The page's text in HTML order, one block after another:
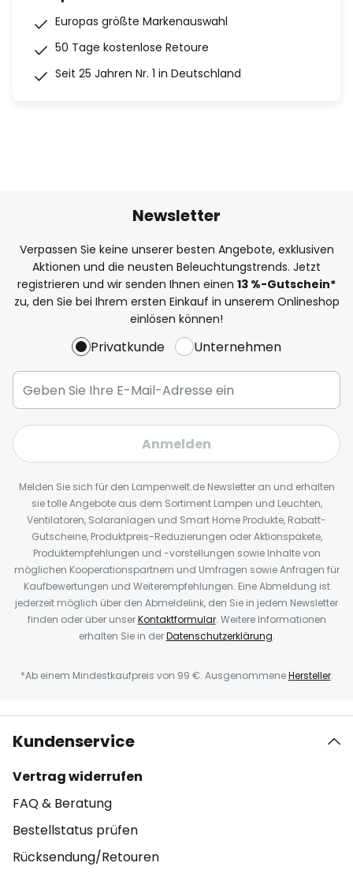
Europas größte Markenauswahl
50 Tage kostenlose Retoure
Seit 25 Jahren Nr. 1 in Deutschland
Newsletter
Verpassen Sie keine unserer besten Angebote, exklusiven
Aktionen und die neusten Beleuchtungstrends. Jetzt
registrieren und wir senden Ihnen einen 13 %-Gutschein*
zu, den Sie bei Ihrem ersten Einkauf in unserem Onlineshop
einlösen können!
Privatkunde Unternehmen
Anmelden
Melden Sie sich für den Lampenwelt.de Newsletter an und erhalten
sie tolle Angebote aus dem Sortiment Lampen und Leuchten,
Ventilatoren, Solaranlagen und Smart Home Produkte, Rabatt-
Gutscheine, Produktpreis-Reduzierungen oder Aktionspakete,
Produktempfehlungen und -vorstellungen sowie Inhalte von
möglichen Kooperationspartnern und Umfragen sowie Anfragen für
Kaufbewertungen und Weiterempfehlungen. Eine Abmeldung ist
jederzeit möglich über den Abmeldelink, den Sie in jedem Newsletter
finden oder über unserKontaktformular. Weitere Informationen
erhalten Sie in derDatenschutzerklärung.
*Ab einem Mindestkaufpreis von 99 €. AusgenommeneHersteller.
Kundenservice
Vertrag widerrufen
FAQ & Beratung
Bestellstatus prüfen
Rücksendung/Retouren